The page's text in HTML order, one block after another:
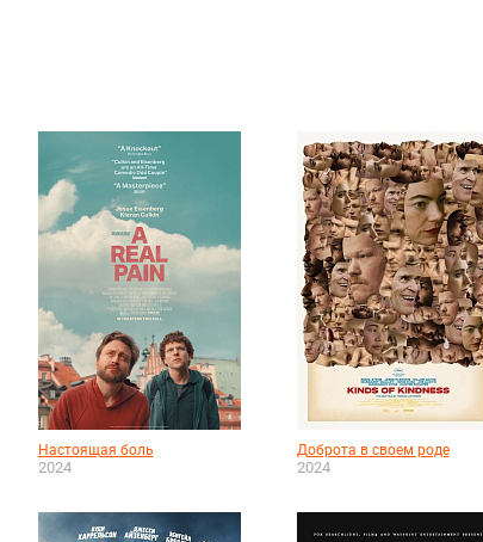
Настоящая боль
2024
Доброта в своем роде
2024